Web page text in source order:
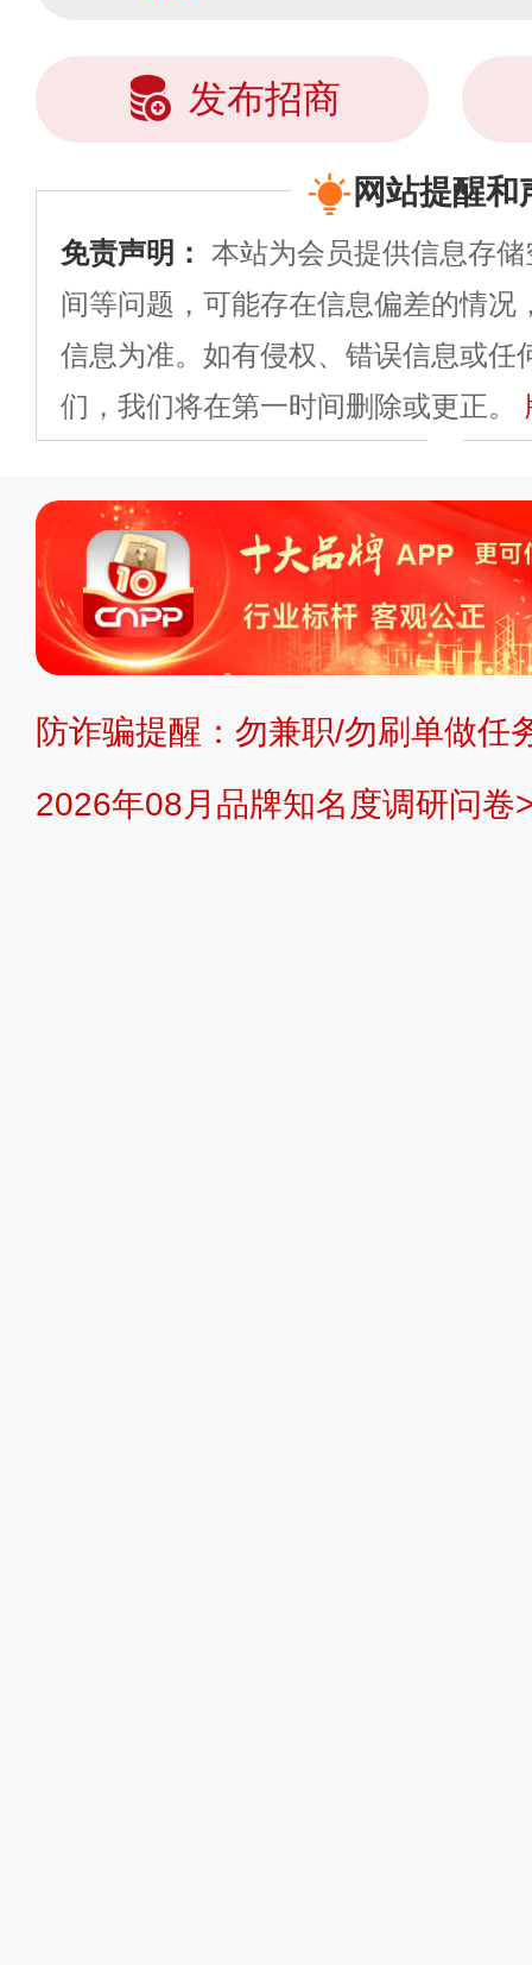
发布招商
网站提醒和
免责声明： 本站为会员提供信息存
间等问题，可能存在信息偏差的情况
信息为准。如有侵权、错误信息或任
们，我们将在第一时间删除或更正。
标、LOGO 等）知识产权归本站所
复制、转载、商用。本站不生产产
不代理、不招商、不提供中介服务。
持投资购买的观点或意见，页面信息
提交说明： 快速提交发布>> 提交品
防诈骗提醒：勿兼职/勿刷单做任
2026年08月品牌知名度调研问卷